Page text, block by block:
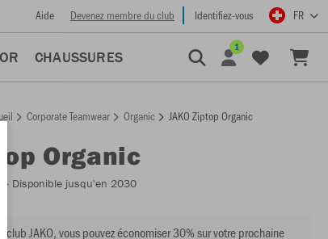
Aide Devenez membre du club Identifiez-vous FR
CHAUSSURES
1
Corporate Teamwear Organic JAKO Ziptop Organic
Organic
- Disponible jusqu'en 2030
club JAKO, vous pouvez économiser 30% sur votre prochaine